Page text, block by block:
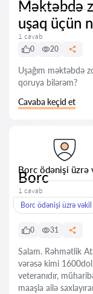
Məktəbdə
uşaq üçün
1 cavab
0
20
Uşağım məktəbdə
qoruya bilərəm?
Cavaba keçid et
Borc ödənişi üzrə
Borc
1 cavab
Borc ödənişi üzrə vəkil
0 31
Salam. Rəhmətlik
vərəsə kimi
veteranıdır,
maaşla ailə